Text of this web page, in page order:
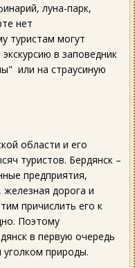
луна-парк,
нет
туристам могут
в заповедник
или на страусиную
области и его
туристов. Бердянск –
предприятия,
железная дорога и
причислить его к
Поэтому
в первую очередь
природы.